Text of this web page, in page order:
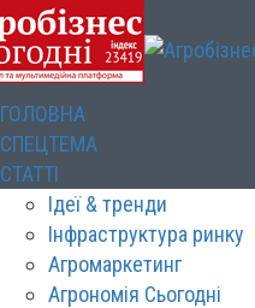
ГОЛОВНА
СПЕЦТЕМА
СТАТТІ
Ідеї & тренди
Інфраструктура ринку
Агромаркетинг
Агрономія Сьогодні